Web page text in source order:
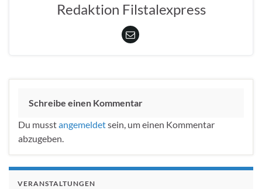
Redaktion Filstalexpress
Schreibe einen Kommentar
Du musstangemeldetsein, um einen Kommentar
abzugeben.
VERANSTALTUNGEN